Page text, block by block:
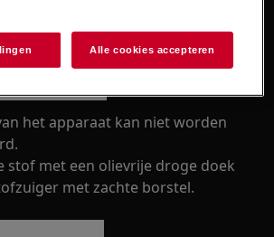
het apparaat kan niet worden
stof met een olievrije droge doek
met zachte borstel.
Alle cookies accepteren